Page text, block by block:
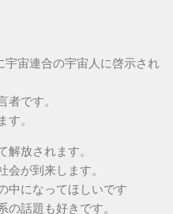
宇宙連合の宇宙人に啓示され
です。
。
解放されます。
会が到来します。
中になってほしいです
話題も好きです。